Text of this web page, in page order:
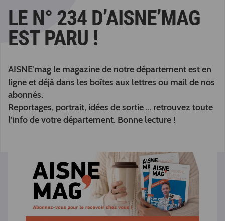
LE N° 234 D’AISNE’MAG
EST PARU !
AISNE’mag le magazine de notre département est en
ligne et déjà dans les boîtes aux lettres ou mail de nos
abonnés.
Reportages, portrait, idées de sortie … retrouvez toute
l’info de votre département. Bonne lecture !